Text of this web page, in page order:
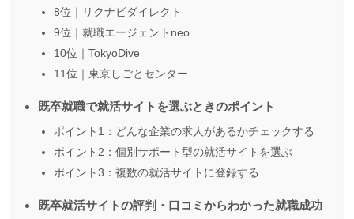
8位｜リクナビダイレクト
9位｜就職エージェントneo
10位｜TokyoDive
11位｜東京しごとセンター
既卒就職で就活サイトを選ぶときのポイント
ポイント1：どんな企業の求人があるかチェックする
ポイント2：個別サポート型の就活サイトを選ぶ
ポイント3：複数の就活サイトに登録する
既卒就活サイトの評判・口コミからわかった就職成功